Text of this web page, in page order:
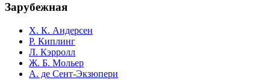
Зарубежная
Х. К. Андерсен
Р. Киплинг
Л. Кэрролл
Ж. Б. Мольер
А. де Сент-Экзюпери